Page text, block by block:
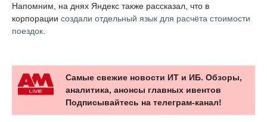
Напомним, на днях Яндекс также рассказал, что в
корпорации создали отдельный язык для расчёта стоимости
поездок
Самые свежие новости ИТ и ИБ. Обзоры,
аналитика, анонсы главных ивентов
Подписывайтесь на телеграм-канал!